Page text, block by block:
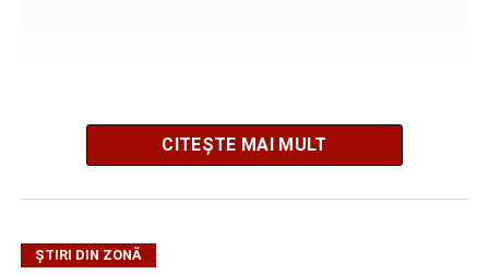
La fața locului intervine Detașamentul de Pompieri
Sebeș, cu o autospecială de stingere cu apă și spumă.
privind existența unor victime sau cauza izbucnirii focului.
CITEȘTE MAI MULT
ȘTIRI DIN ZONĂ